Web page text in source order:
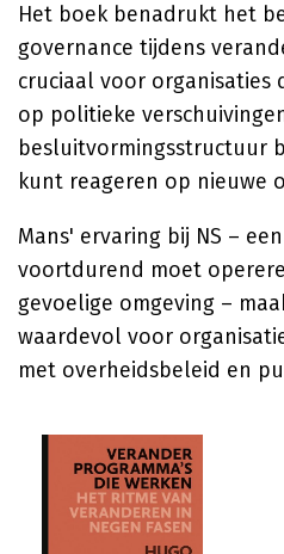
Het boek benadrukt het
governance tijdens
cruciaal voor organisaties
op politieke
besluitvormingsstructuur
kunt reageren op nieuwe
Mans' ervaring bij NS –
voortdurend moet
gevoelige omgeving –
waardevol voor
met overheidsbeleid en